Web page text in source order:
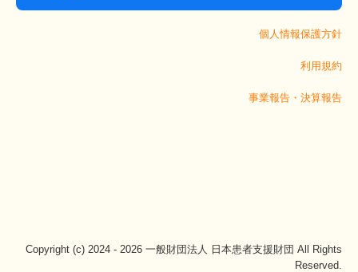
個人情報保護方針
利用規約
事業報告・決算報告
Copyright (c) 2024 - 2026 一般財団法人 日本患者支援財団 All Rights
Reserved.